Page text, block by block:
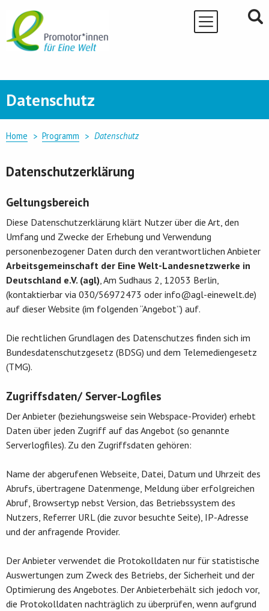
content
Datenschutz
Home Programm Datenschutz
Datenschutzerklärung
Geltungsbereich
Diese Datenschutzerklärung klärt Nutzer über die Art, den
Umfang und Zwecke der Erhebung und Verwendung
personenbezogener Daten durch den verantwortlichen Anbieter
Arbeitsgemeinschaft der Eine Welt-Landesnetzwerke in
Deutschland e.V. (agl) , Am Sudhaus 2, 12053 Berlin,
(kontaktierbar via 030/56972473 oder info@agl-einewelt.de)
auf dieser Website (im folgenden “Angebot”) auf.
Die rechtlichen Grundlagen des Datenschutzes finden sich im
Bundesdatenschutzgesetz (BDSG) und dem Telemediengesetz
(TMG).
Zugriffsdaten/ Server-Logfiles
Der Anbieter (beziehungsweise sein Webspace-Provider) erhebt
Daten über jeden Zugriff auf das Angebot (so genannte
Serverlogfiles). Zu den Zugriffsdaten gehören:
Name der abgerufenen Webseite, Datei, Datum und Uhrzeit des
Abrufs, übertragene Datenmenge, Meldung über erfolgreichen
Abruf, Browsertyp nebst Version, das Betriebssystem des
Nutzers, Referrer URL (die zuvor besuchte Seite), IP-Adresse
und der anfragende Provider.
Der Anbieter verwendet die Protokolldaten nur für statistische
Auswertungen zum Zweck des Betriebs, der Sicherheit und der
Optimierung des Angebotes. Der Anbieterbehält sich jedoch vor,
die Protokolldaten nachträglich zu überprüfen, wenn aufgrund